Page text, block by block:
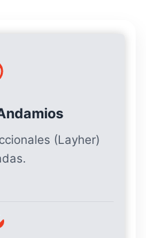
(Layher)